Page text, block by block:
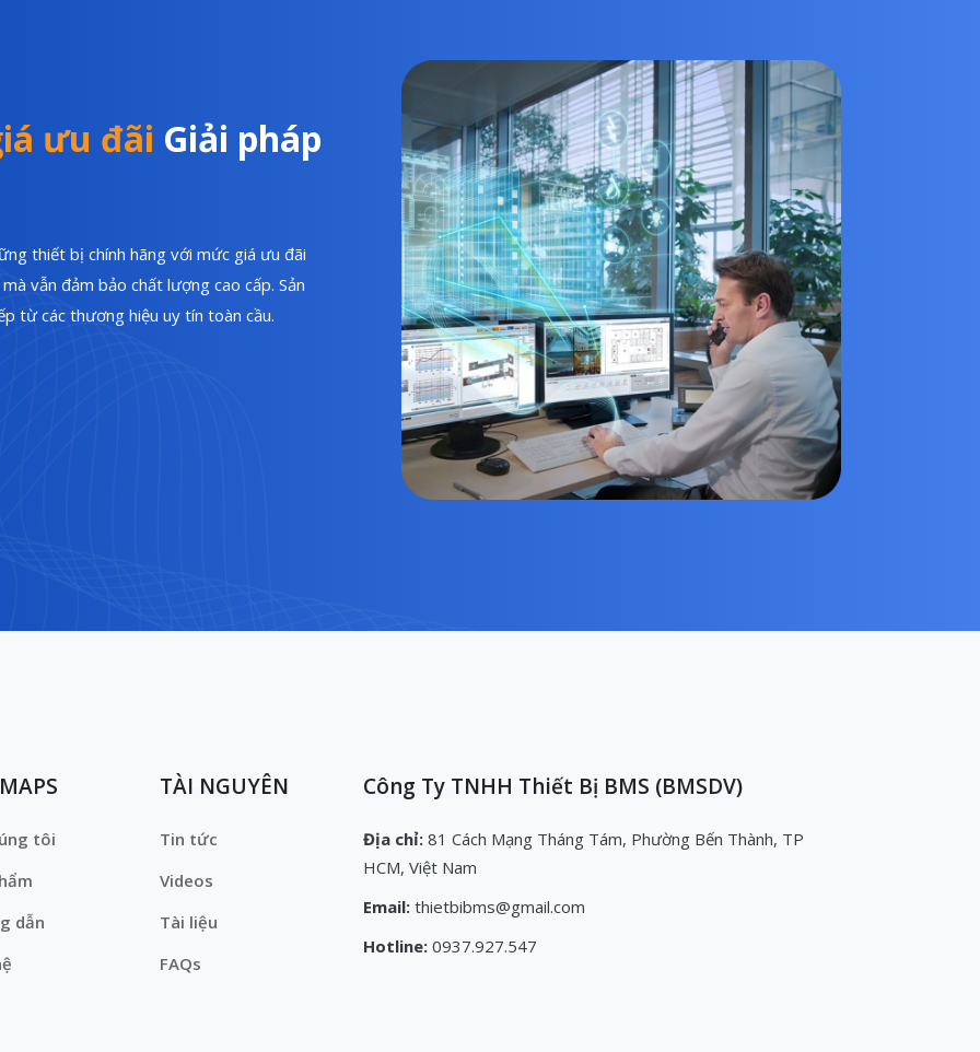
ưu đãi Giải pháp
thiết bị chính hãng với mức giá ưu đãi
vẫn đảm bảo chất lượng cao cấp. Sản
từ các thương hiệu uy tín toàn cầu.
tôi
dẫn
TÀI NGUYÊN
Tin tức
Videos
Tài liệu
FAQs
Công Ty TNHH Thiết Bị BMS (BMSDV)
Địa chỉ: 81 Cách Mạng Tháng Tám, Phường Bến Thành, TP
HCM, Việt Nam
Email: thietbibms@gmail.com
Hotline: 0937.927.547